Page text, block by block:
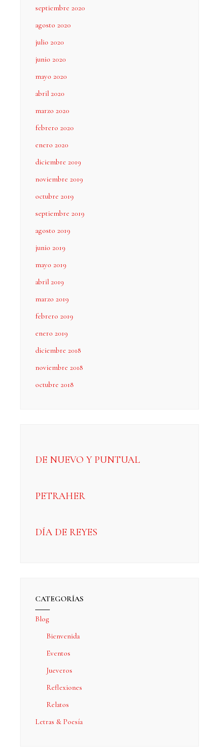
septiembre 2020
agosto 2020
julio 2020
junio 2020
mayo 2020
abril 2020
marzo 2020
febrero 2020
enero 2020
diciembre 2019
noviembre 2019
octubre 2019
septiembre 2019
agosto 2019
junio 2019
mayo 2019
abril 2019
marzo 2019
febrero 2019
enero 2019
diciembre 2018
noviembre 2018
octubre 2018
DE NUEVO Y PUNTUAL
PETRAHER
DÍA DE REYES
CATEGORÍAS
Blog
Bienvenida
Eventos
Jueveros
Reflexiones
Relatos
Letras & Poesía